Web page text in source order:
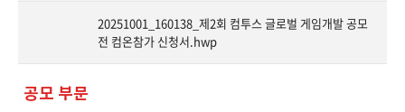
20251001_160138_제2회 컴투스 글로벌 게임개발 공모
전 컴온참가 신청서.hwp
공모 부문